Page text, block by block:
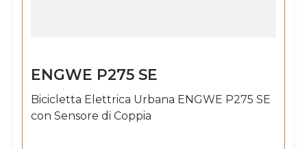
ENGWE P275 SE
Bicicletta Elettrica Urbana ENGWE P275 SE
con Sensore di Coppia